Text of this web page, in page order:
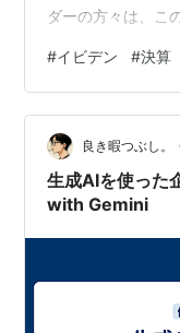
ダーの方々は、こ
え、サクッとまと
月31日基準日、
定 累進配当制度
こちらのロイター
くまとまっていた
#イビデン #決算
良き暇つぶし。
生成AIを使っ
with Gemini